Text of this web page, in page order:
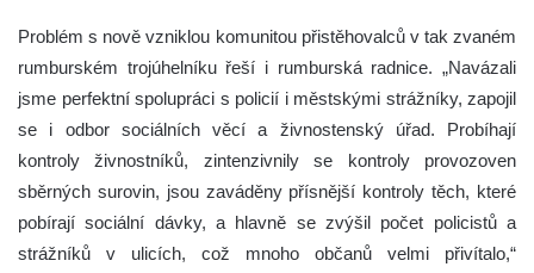
Problém s nově vzniklou komunitou přistěhovalců v tak zvaném
rumburském trojúhelníku řeší i rumburská radnice. „Navázali
jsme perfektní spolupráci s policií i městskými strážníky, zapojil
se i odbor sociálních věcí a živnostenský úřad. Probíhají
kontroly živnostníků, zintenzivnily se kontroly provozoven
sběrných surovin, jsou zaváděny přísnější kontroly těch, které
pobírají sociální dávky, a hlavně se zvýšil počet policistů a
strážníků v ulicích, což mnoho občanů velmi přivítalo,“